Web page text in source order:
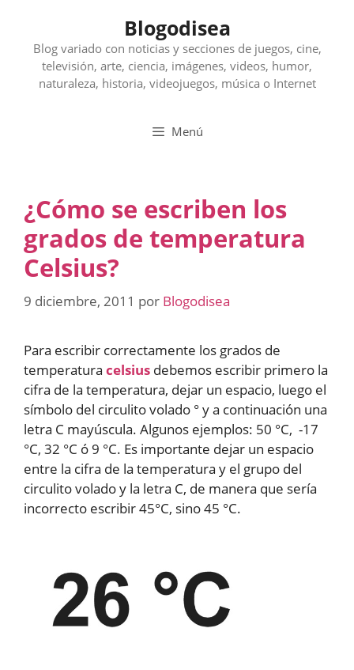
contenido
Blogodisea
Blog variado con noticias y secciones de juegos, cine,
televisión, arte, ciencia, imágenes, videos, humor,
naturaleza, historia, videojuegos, música o Internet
Menú
¿Cómo se escriben los
grados de temperatura
Celsius?
9 diciembre, 2011 por Blogodisea
Para escribir correctamente los grados de
temperatura celsius debemos escribir primero la
cifra de la temperatura, dejar un espacio, luego el
símbolo del circulito volado ° y a continuación una
letra C mayúscula. Algunos ejemplos: 50 °C, -17
°C, 32 °C ó 9 °C. Es importante dejar un espacio
entre la cifra de la temperatura y el grupo del
circulito volado y la letra C, de manera que sería
incorrecto escribir 45°C, sino 45 °C.